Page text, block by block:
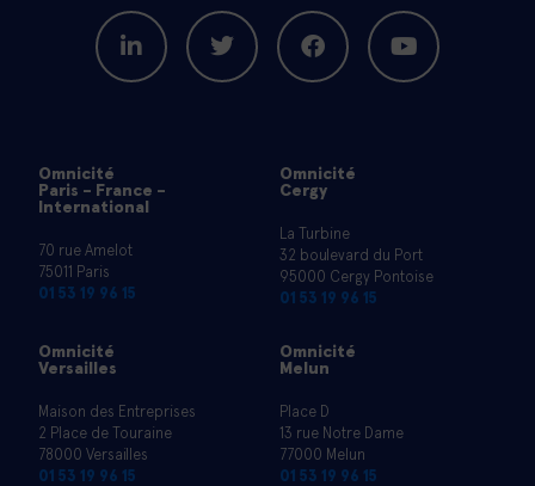
Omnicité
Paris - France -
International
70 rue Amelot
75011 Paris
01 53 19 96 15
Omnicité
Cergy
La Turbine
32 boulevard du Port
95000 Cergy Pontoise
01 53 19 96 15
Omnicité
Versailles
Maison des Entreprises
2 Place de Touraine
78000 Versailles
01 53 19 96 15
Omnicité
Melun
Place D
13 rue Notre Dame
77000 Melun
01 53 19 96 15